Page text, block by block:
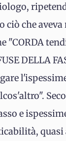
ciò che
"CORDA
DELLA
e
quasi